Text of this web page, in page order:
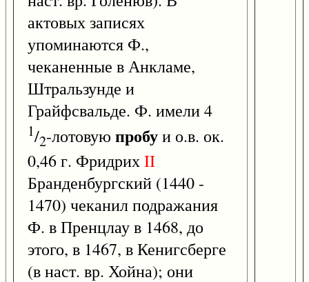
актовых записях
упоминаются Ф.,
чеканенные в Анкламе,
Штральзунде и
Грайфсвальде. Ф. имели 4
1/2-лотовую пробуи о.в. ок.
0,46 г. ФридрихII
Бранденбургский (1440 -
1470) чеканил подражания
Ф. в Пренцлау в 1468, до
этого, в 1467, в Кенигсберге
(в наст. вр. Хойна); они